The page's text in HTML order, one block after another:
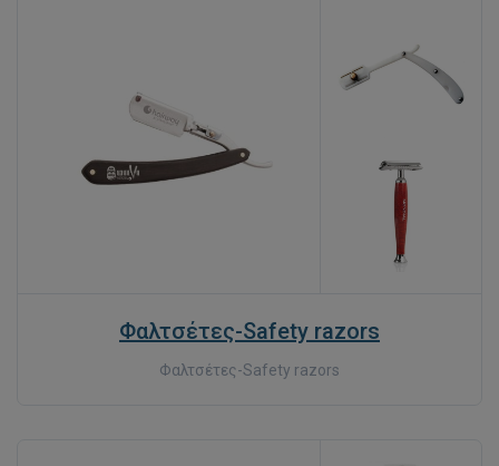
Φαλτσέτες-Safety razors
Φαλτσέτες-Safety razors